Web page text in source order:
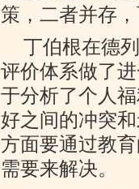
策，二者并存
丁伯根在德
评价体系做了
于分析了个人
好之间的冲突
方面要通过教
需要来解决。